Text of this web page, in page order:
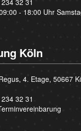
32 31
- 18:00 Uhr
Köln
4. Etage, 50667
32 31